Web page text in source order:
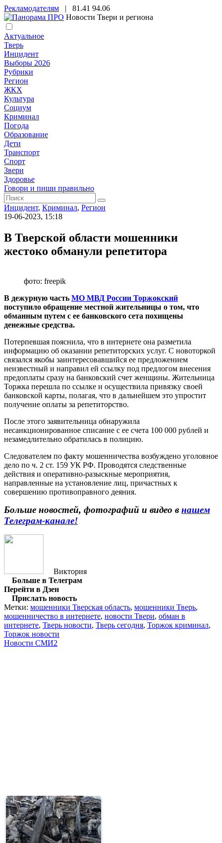
Рекламодателям | 81.41 94.06
Новости Твери и региона
Актуальное
Тверь
Инцидент
Выборы 2026
Рубрики
Регион
ЖКХ
Культура
Социум
Криминал
Погода
Образование
Дети
Транспорт
Спорт
Звери
Здоровье
Говори и пиши правильно
Инцидент, Криминал, Регион
19-06-2023, 15:18
В Тверской области мошенники
жестоко обманули репетитора
фото: freepik
В дежурную часть МО МВД России Торжокский
поступило обращение местной жительницы о том, что
обманным путем с ее банковского сета похищены
денежные средства.
Потерпевшая пояснила, что в интернете она разметила
информацию об оказании репетиторских услуг. С новоторкой
связался якобы заинтересовавшийся ее предложением
неизвестный и направил ей ссылку под предлогом внесения
предоплаты сразу на банковский счет женщины. Жительница
Торжка перешла по ссылке и осуществила привязку своей
банковской карты, полагая, что в дальнейшем это упростит
получение оплаты за репетиторство.
После этого заявительница обнаружила
несанкционированное списание с ее счета 100 000 рублей и
незамедлительно обратилась в полицию.
Следователем по факту мошенничества возбуждено уголовное
дело по ч. 2 ст. 159 УК РФ. Проводятся следственные
действия и оперативно-разыскные мероприятия,
направленные на установление лиц, причастных к
совершению противоправного деяния.
Больше новостей, фотографий и видео в нашем
Телеграм-канале!
Виктория
Больше в Телеграм
Перейти в Дзен
Прислать новость
Метки: мошенники Тверская область, мошенники Тверь,
мошенничество в интернете, новости Твери, обман в
интернете, Тверь новости, Тверь сегодня, Торжок криминал,
Торжок новости
Новости СМИ2